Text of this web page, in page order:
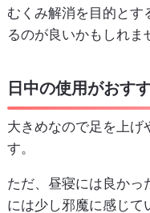
むくみ解消を目的とす
るのが良いかもしれま
日中の使用がおす
大きめなので足を上げ
す。
ただ、昼寝には良かっ
には少し邪魔に感じて